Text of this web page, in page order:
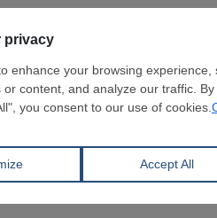
per i produttori siderurgici
domestico negli